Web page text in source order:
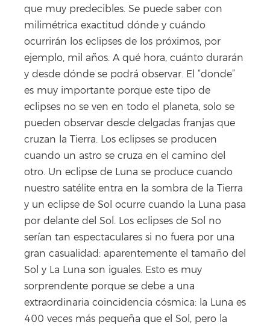
que muy predecibles. Se puede saber con
milimétrica exactitud dónde y cuándo
ocurrirán los eclipses de los próximos, por
ejemplo, mil años. A qué hora, cuánto durarán
y desde dónde se podrá observar. El “donde”
es muy importante porque este tipo de
eclipses no se ven en todo el planeta, solo se
pueden observar desde delgadas franjas que
cruzan la Tierra. Los eclipses se producen
cuando un astro se cruza en el camino del
otro. Un eclipse de Luna se produce cuando
nuestro satélite entra en la sombra de la Tierra
y un eclipse de Sol ocurre cuando la Luna pasa
por delante del Sol. Los eclipses de Sol no
serían tan espectaculares si no fuera por una
gran casualidad: aparentemente el tamaño del
Sol y La Luna son iguales. Esto es muy
sorprendente porque se debe a una
extraordinaria coincidencia cósmica: la Luna es
400 veces más pequeña que el Sol, pero la